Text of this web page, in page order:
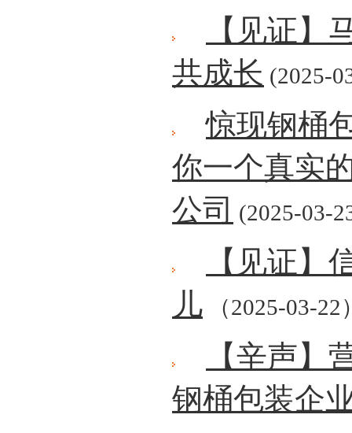
【见证】
共成长 (2025-
惊现钢桶
你一个真实
公司 (2025-03-
【见证】
儿 （2025-03-22
【辛声
钢桶包装企